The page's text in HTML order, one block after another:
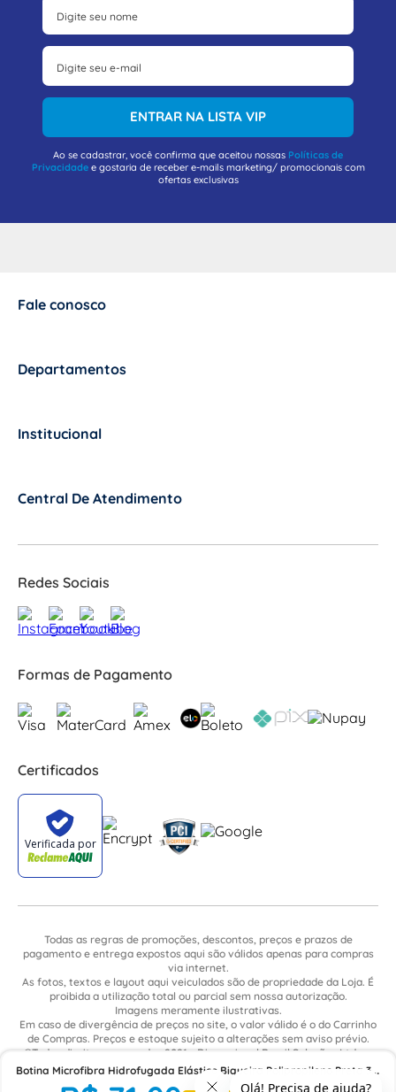
Botina Microfibra Hidrofugada Elástico Biqueira Polipropileno Preta 33
4031Belm4600El Bracol
ENTRAR NA LISTA VIP
Ao se cadastrar, você confirma que aceitou nossas Políticas de
Privacidadee gostaria de receber e-mails marketing/ promocionais com
ofertas exclusivas
Fale conosco
Departamentos
Institucional
Central De Atendimento
Redes Sociais
Formas de Pagamento
Certificados
Todas as regras de promoções, descontos, preços e prazos de
pagamento e entrega expostos aqui são válidos apenas para compras
via internet.
As fotos, textos e layout aqui veiculados são de propriedade da Loja. É
proibida a utilização total ou parcial sem nossa autorização.
Imagens meramente ilustrativas.
Em caso de divergência de preços no site, o valor válido é o do Carrinho
de Compras. Preços e estoque sujeito a alterações sem aviso prévio.
©Todos direitos reservados 2021 - Dimensional Brasil Soluções Ltda. -
CNPJ: 06.913.480/0015-63 - Avenida Armando Ragonha, 190 - Bairro
Village Limeira. Pavilhão Sítio São João - Limeira - SP / CEP: 13.481-316